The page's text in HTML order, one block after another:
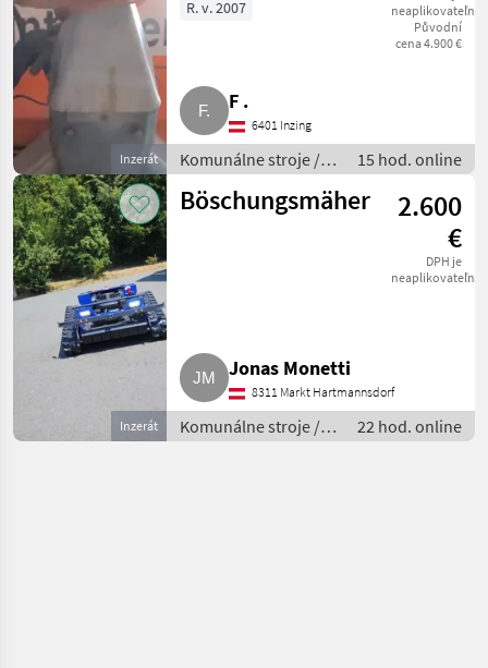
Inzerát
neaplikovateľné
Původní
cena 4.900 €
R. v. 2007
F .
6401 Inzing
Komunálne stroje /
Striekacie stroje
15 hod. online
Inzerát
Böschungsmäher
2.600
€
DPH je
neaplikovateľné
Jonas Monetti
8311 Markt Hartmannsdorf
Komunálne stroje /
Spádová kosačka
22 hod. online